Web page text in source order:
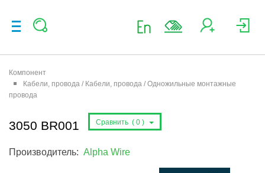
Компонент
Кабели, провода / Кабели, провода / Одножильные монтажные
провода
3050 BR001 Сравнить ( 0 )
Производитель: Alpha Wire